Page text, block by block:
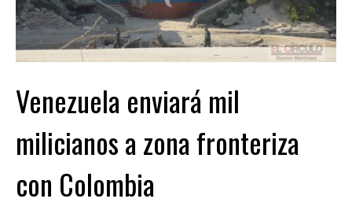
Venezuela enviará mil
milicianos a zona fronteriza
con Colombia